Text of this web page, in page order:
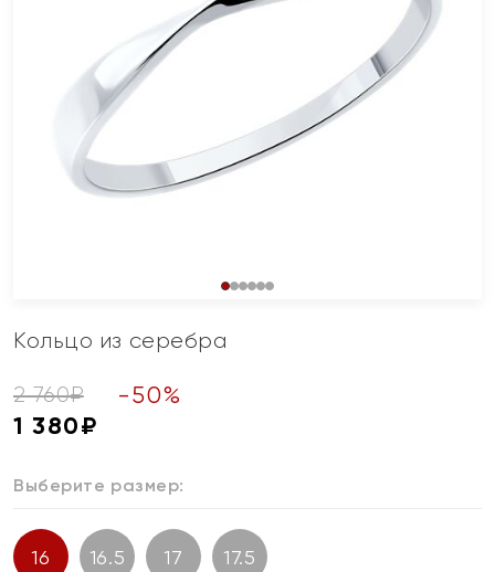
Кольцо из серебра
2 760₽ -50%
1 380₽
Выберите размер:
16 16.5 17 17.5